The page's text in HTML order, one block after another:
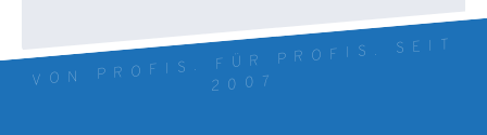
VON PROFIS. FÜR PROFIS. SEIT
2007